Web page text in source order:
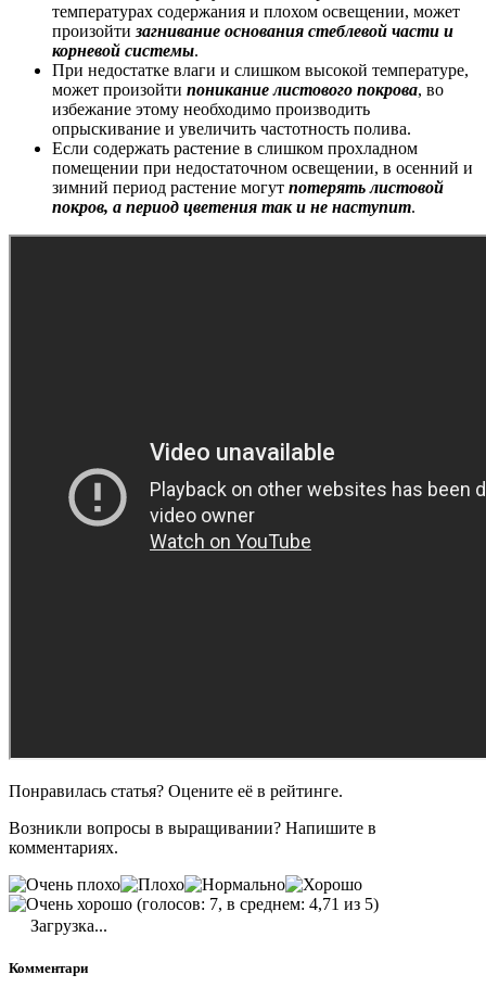
температурах содержания и плохом освещении, может
произойти загнивание основания стеблевой части и
корневой системы.
При недостатке влаги и слишком высокой температуре,
может произойти поникание листового покрова, во
избежание этому необходимо производить
опрыскивание и увеличить частотность полива.
Если содержать растение в слишком прохладном
помещении при недостаточном освещении, в осенний и
зимний период растение могут потерять листовой
покров, а период цветения так и не наступит.
Понравилась статья? Оцените её в рейтинге.
Возникли вопросы в выращивании? Напишите в
комментариях.
(голосов: 7, в среднем: 4,71 из 5)
Загрузка...
Комментари